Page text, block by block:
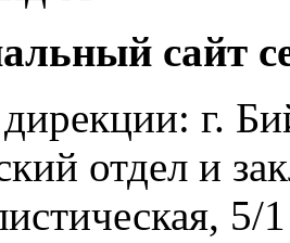
сайт
г.
отдел и
5/1